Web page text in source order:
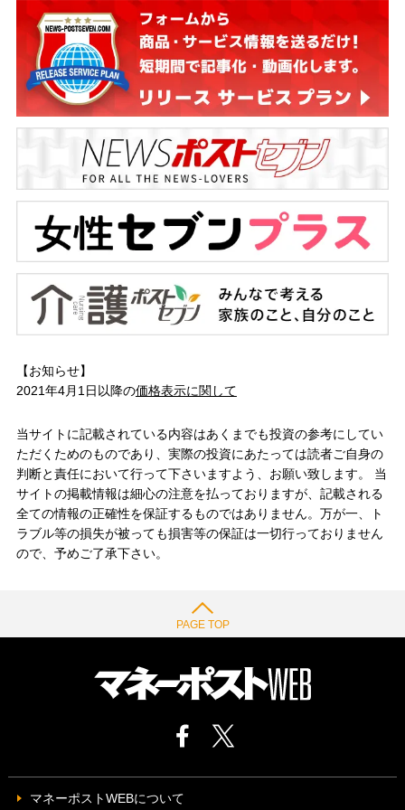
【お知らせ】
2021年4月1日以降の価格表示に関して
当サイトに記載されている内容はあくまでも投資の参考にしてい
ただくためのものであり、実際の投資にあたっては読者ご自身の
判断と責任において行って下さいますよう、お願い致します。 当
サイトの掲載情報は細心の注意を払っておりますが、記載される
全ての情報の正確性を保証するものではありません。万が一、ト
ラブル等の損失が被っても損害等の保証は一切行っておりません
ので、予めご了承下さい。
PAGE TOP
マネーポストWEBについて